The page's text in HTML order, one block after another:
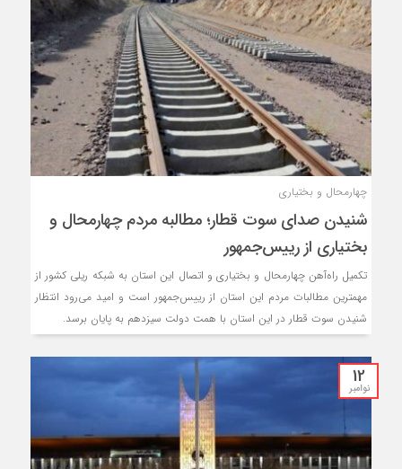
چهارمحال و بختیاری
شنیدن صدای سوت قطار؛ مطالبه مردم چهارمحال و
بختیاری از رییس‌جمهور
تکمیل راه‌آهن چهارمحال و بختیاری و اتصال این استان به شبکه ریلی کشور از
مهمترین مطالبات مردم این استان از رییس‌جمهور است و امید می‌رود انتظار
شنیدن سوت قطار در این استان با همت دولت سیزدهم به پایان برسد.
12
نوامبر